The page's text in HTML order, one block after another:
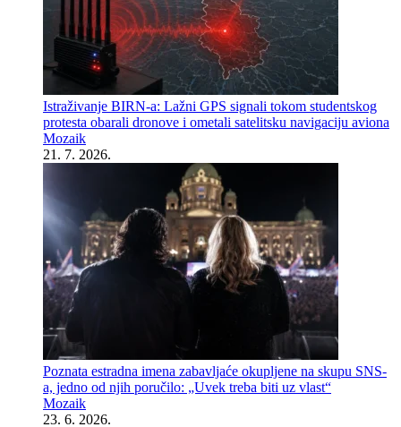
Istraživanje BIRN-a: Lažni GPS signali tokom studentskog
protesta obarali dronove i ometali satelitsku navigaciju aviona
Mozaik
21. 7. 2026.
Poznata estradna imena zabavljaće okupljene na skupu SNS-
a, jedno od njih poručilo: „Uvek treba biti uz vlast“
Mozaik
23. 6. 2026.